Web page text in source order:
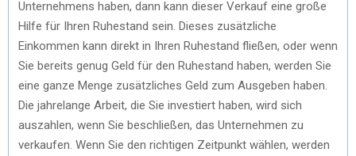
Unternehmens haben, dann kann dieser Verkauf eine große
Hilfe für Ihren Ruhestand sein. Dieses zusätzliche
Einkommen kann direkt in Ihren Ruhestand fließen, oder wenn
Sie bereits genug Geld für den Ruhestand haben, werden Sie
eine ganze Menge zusätzliches Geld zum Ausgeben haben.
Die jahrelange Arbeit, die Sie investiert haben, wird sich
auszahlen, wenn Sie beschließen, das Unternehmen zu
verkaufen. Wenn Sie den richtigen Zeitpunkt wählen, werden